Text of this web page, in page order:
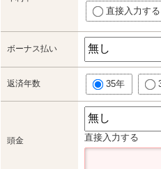
直接入力する
ボーナス払い
返済年数 35年
頭金 直接入力する